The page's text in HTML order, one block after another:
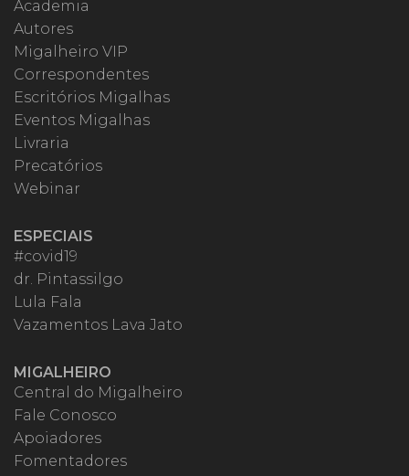
Academia
Autores
Migalheiro VIP
Correspondentes
Escritórios Migalhas
Eventos Migalhas
Livraria
Precatórios
Webinar
ESPECIAIS
#covid19
dr. Pintassilgo
Lula Fala
Vazamentos Lava Jato
MIGALHEIRO
Central do Migalheiro
Fale Conosco
Apoiadores
Fomentadores